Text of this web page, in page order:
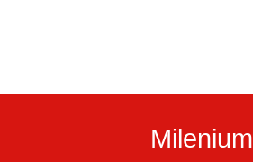
Milenium